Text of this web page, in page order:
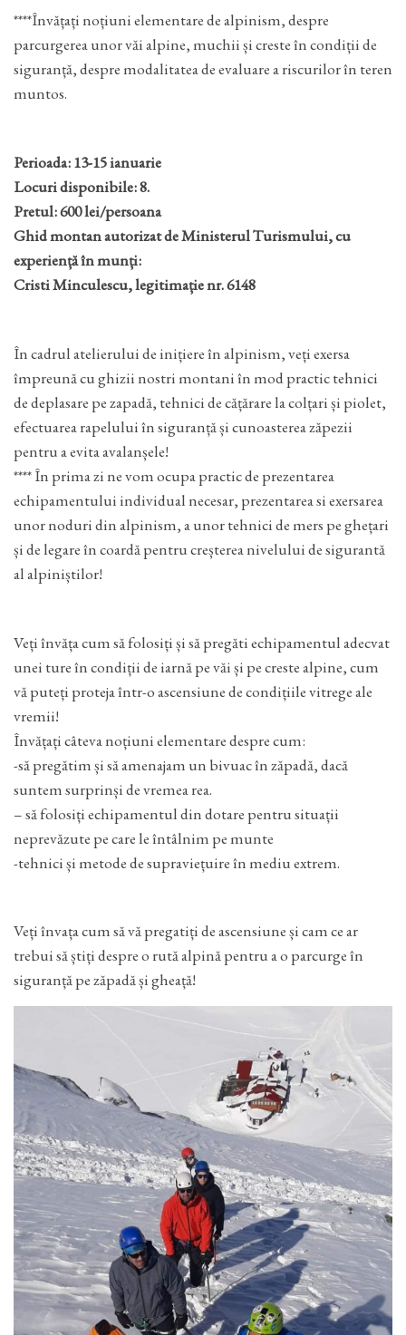
****Învățați noțiuni elementare de alpinism, despre
parcurgerea unor văi alpine, muchii și creste în condiții de
siguranță, despre modalitatea de evaluare a riscurilor în teren
muntos.
Perioada: 13-15 ianuarie
Locuri disponibile: 8.
Pretul: 600 lei/persoana
Ghid montan autorizat de Ministerul Turismului, cu
experiență în munți:
Cristi Minculescu, legitimație nr. 6148
În cadrul atelierului de inițiere în alpinism, veți exersa
împreună cu ghizii nostri montani în mod practic tehnici
de deplasare pe zapadă, tehnici de cățărare la colțari și piolet,
efectuarea rapelului în siguranță și cunoasterea zăpezii
pentru a evita avalanșele!
**** În prima zi ne vom ocupa practic de prezentarea
echipamentului individual necesar, prezentarea si exersarea
unor noduri din alpinism, a unor tehnici de mers pe ghețari
și de legare în coardă pentru creșterea nivelului de sigurantă
al alpiniștilor!
Veți învăța cum să folosiți și să pregăti echipamentul adecvat
unei ture în condiții de iarnă pe văi și pe creste alpine, cum
vă puteți proteja într-o ascensiune de condițiile vitrege ale
vremii!
Învățați câteva noțiuni elementare despre cum:
-să pregătim și să amenajam un bivuac în zăpadă, dacă
suntem surprinși de vremea rea.
– să folosiți echipamentul din dotare pentru situații
neprevăzute pe care le întâlnim pe munte
-tehnici și metode de supraviețuire în mediu extrem.
Veți învața cum să vă pregatiți de ascensiune și cam ce ar
trebui să știți despre o rută alpină pentru a o parcurge în
siguranță pe zăpadă și gheață!